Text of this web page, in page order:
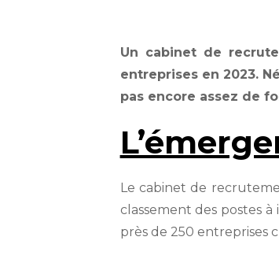
Un cabinet de
entreprises en 2023.
pas encore assez de
Le cabinet de
classement des postes
près de 250 entreprises